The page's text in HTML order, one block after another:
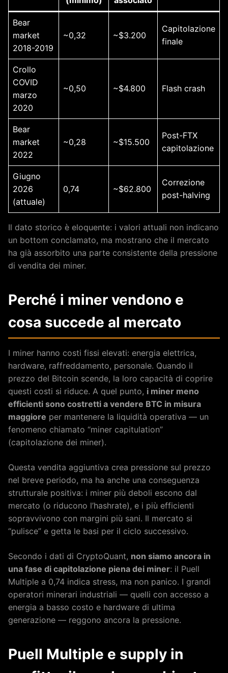
Bear
market
2018-2019
~0,32 ~$3.200
Capitolazione
finale
Crollo
COVID
marzo
2020
~0,50 ~$4.800 Flash crash
Bear
market
2022
~0,28 ~$15.500
Post-FTX
capitolazione
Giugno
2026
(attuale)
0,74 ~$62.800
Correzione
post-halving
Il dato storico è eloquente: i valori attuali non indicano
un bottom conclamato, ma mostrano che il mercato
ha già assorbito una parte consistente della pressione
di vendita dei miner.
Perché i miner vendono e
cosa succede al mercato
I miner hanno costi fissi elevati: energia elettrica,
hardware, raffreddamento, personale. Quando il
prezzo del Bitcoin scende, la loro capacità di coprire
questi costi si riduce. A quel punto, i miner meno
efficienti sono costretti a vendere BTC in misura
maggiore per mantenere la liquidità operativa — un
fenomeno chiamato “miner capitulation”
(capitolazione dei miner).
Questa vendita aggiuntiva crea pressione sul prezzo
nel breve periodo, ma ha anche una conseguenza
strutturale positiva: i miner più deboli escono dal
mercato (o riducono l’hashrate), e i più efficienti
sopravvivono con margini più sani. Il mercato si
“pulisce” e getta le basi per il ciclo successivo.
Secondo i dati di CryptoQuant, non siamo ancora in
una fase di capitolazione piena dei miner: il Puell
Multiple a 0,74 indica stress, ma non panico. I grandi
operatori minerari industriali — quelli con accesso a
energia a basso costo e hardware di ultima
generazione — reggono ancora la pressione.
Puell Multiple e supply in